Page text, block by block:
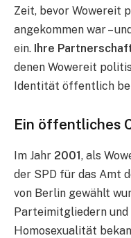
Zeit, bevor Wowereit
angekommen war –
ein. Ihre
denen Wowereit
Identität öffentlich
Ein öffentliches
Im Jahr 2001, als
der SPD für das Amt
von Berlin gewählt
Parteimitgliedern
Homosexualität